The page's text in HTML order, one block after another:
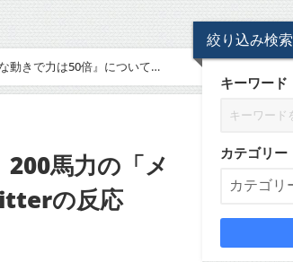
動きで力は50倍』について
200馬力の「メ
の反応
絞り込み検索
キーワード
カテゴリー